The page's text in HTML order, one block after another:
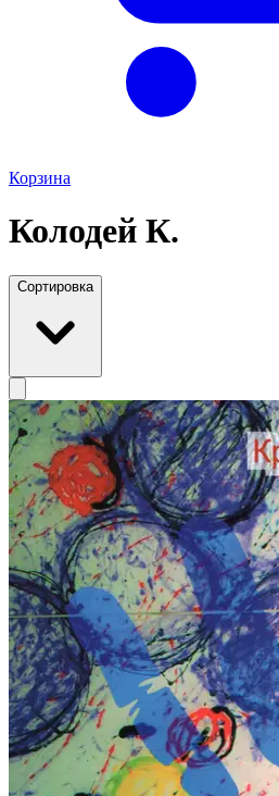
Корзина
Колодей К.
Сортировка